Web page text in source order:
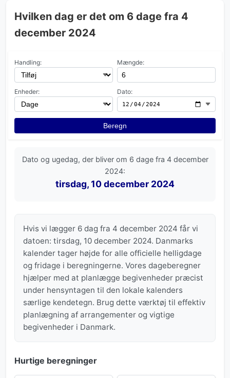
Hvilken dag er det om 6 dage fra 4
december 2024
Handling: Mængde:
Enheder: Dato:
Beregn
Dato og ugedag, der bliver om 6 dage fra 4 december
2024:
tirsdag, 10 december 2024
Hvis vi lægger 6 dag fra 4 december 2024 får vi
datoen: tirsdag, 10 december 2024. Danmarks
kalender tager højde for alle officielle helligdage
og fridage i beregningerne. Vores dageberegner
hjælper med at planlægge begivenheder præcist
under hensyntagen til den lokale kalenders
særlige kendetegn. Brug dette værktøj til effektiv
planlægning af arrangementer og vigtige
begivenheder i Danmark.
Hurtige beregninger